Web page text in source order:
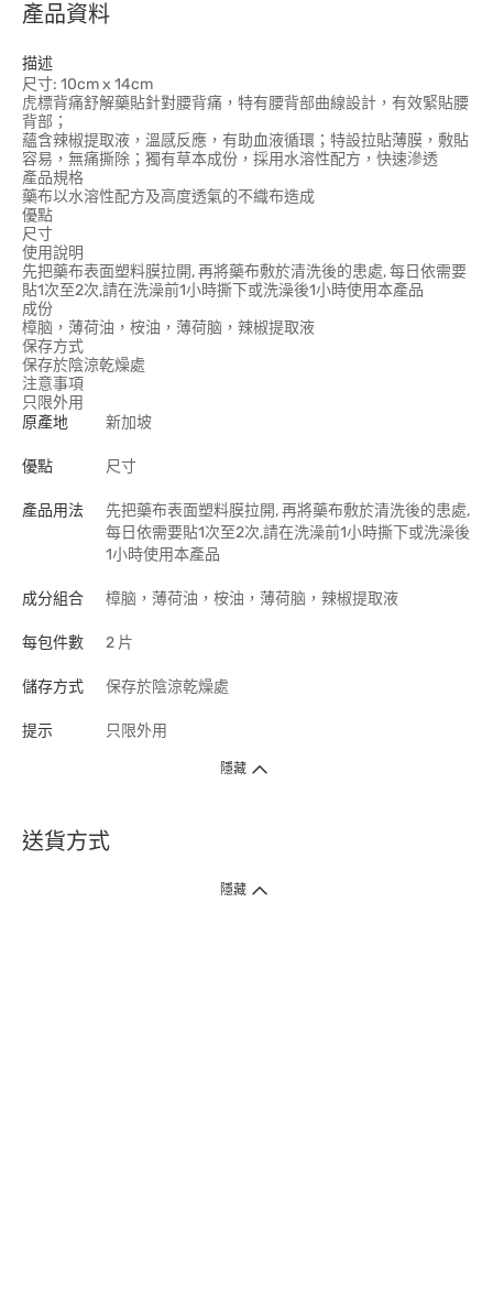
產品資料
描述
尺寸: 10cm x 14cm
虎標背痛舒解藥貼針對腰背痛，特有腰背部曲線設計，有效緊貼腰
背部；
蘊含辣椒提取液，溫感反應，有助血液循環；特設拉貼薄膜，敷貼
容易，無痛撕除；獨有草本成份，採用水溶性配方，快速滲透
產品規格
藥布以水溶性配方及高度透氣的不織布造成
優點
尺寸
使用說明
先把藥布表面塑料膜拉開, 再將藥布敷於清洗後的患處, 每日依需要
貼1次至2次,請在洗澡前1小時撕下或洗澡後1小時使用本產品
成份
樟脑，薄荷油，桉油，薄荷脑，辣椒提取液
保存方式
保存於陰涼乾燥處
注意事項
只限外用
原產地
新加坡
優點 尺寸
產品用法
先把藥布表面塑料膜拉開, 再將藥布敷於清洗後的患處,
每日依需要貼1次至2次,請在洗澡前1小時撕下或洗澡後
1小時使用本產品
成分組合 樟脑，薄荷油，桉油，薄荷脑，辣椒提取液
每包件數 2 片
儲存方式 保存於陰涼乾燥處
提示 只限外用
隱藏
送貨方式
1. 送貨到府（受衛生署條例規管產品除外 ）
隱藏